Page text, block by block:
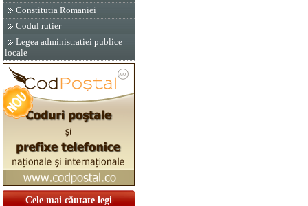
Constitutia Romaniei
Codul rutier
Legea administratiei publice
locale
Cele mai căutate legi